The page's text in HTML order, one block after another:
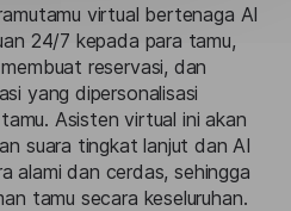
virtual bertenaga AI
24/7 kepada para tamu,
reservasi, dan
yang dipersonalisasi
Asisten virtual ini akan
suara tingkat lanjut dan AI
alami dan cerdas, sehingga
tamu secara keseluruhan.